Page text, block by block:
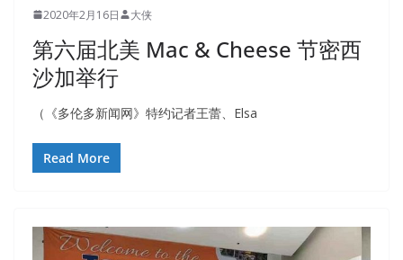
2020年2月16日 大侠
第六届北美 Mac & Cheese 节密西
沙加举行
（《多伦多新闻网》特约记者王蕾、Elsa
Read More